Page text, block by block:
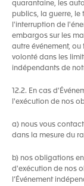
quarantaine, les
publics, la guerre, le
l'interruption de
embargos sur les
autre événement,
volonté dans les
indépendants de
12.2. En cas
l'exécution de nos
a) nous vous
dans la mesure du
b) nos obligations
d'exécution de nos
l’Événement